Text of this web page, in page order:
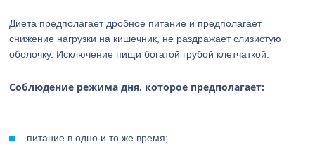
Диета предполагает дробное питание и предполагает
снижение нагрузки на кишечник, не раздражает слизистую
оболочку. Исключение пищи богатой грубой клетчаткой.
Соблюдение режима дня, которое предполагает:
питание в одно и то же время;